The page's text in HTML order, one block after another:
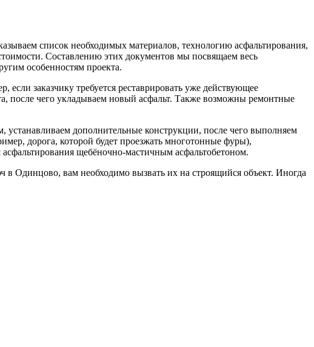
список необходимых материалов, технологию асфальтирования,
Составлению этих документов мы посвящаем весь
особенностям проекта.
заказчику требуется реставрировать уже действующее
после чего укладываем новый асфальт. Также возможны ремонтные
устанавливаем дополнительные конструкции, после чего выполняем
дорога, которой будет проезжать многотонные фуры),
щебёночно-мастичным асфальтобетоном.
в Одинцово, вам необходимо вызвать их на строящийся объект. Иногда